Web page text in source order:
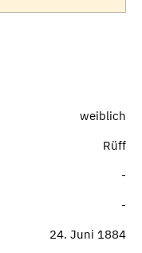
weiblich
Rüff
-
-
24. Juni 1884